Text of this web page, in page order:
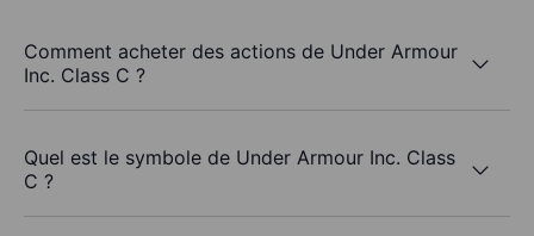
Comment acheter des actions de Under Armour
Inc. Class C ?
Quel est le symbole de Under Armour Inc. Class
C ?